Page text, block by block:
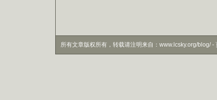
所有文章版权所有，转载请注明来自：www.lcsky.org/blog/